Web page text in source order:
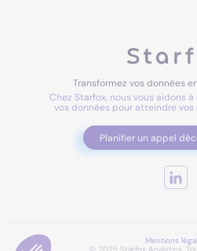
Transformez vos données
Chez Starfox, nous vous aidons
vos données pour atteindre
Planifier un appel
© 2025 Starfox Analytics.
Mentions